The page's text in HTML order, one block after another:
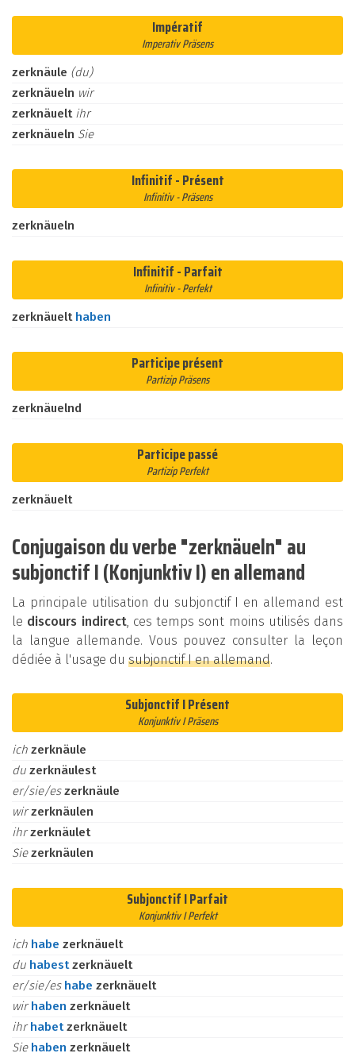
Impératif
Imperativ Präsens
zerknäule (du)
zerknäueln wir
zerknäuelt ihr
zerknäueln Sie
Infinitif - Présent
Infinitiv - Präsens
zerknäueln
Infinitif - Parfait
Infinitiv - Perfekt
zerknäuelt haben
Participe présent
Partizip Präsens
zerknäuelnd
Participe passé
Partizip Perfekt
zerknäuelt
Conjugaison du verbe "zerknäueln" au
subjonctif I (Konjunktiv I) en allemand
La principale utilisation du subjonctif I en allemand est
le discours indirect, ces temps sont moins utilisés dans
la langue allemande. Vous pouvez consulter la leçon
dédiée à l'usage du subjonctif I en allemand.
Subjonctif I Présent
Konjunktiv I Präsens
ich zerknäule
du zerknäulest
er/sie/eszerknäule
wirzerknäulen
ihrzerknäulet
Siezerknäulen
Subjonctif I Parfait
Konjunktiv I Perfekt
ich habe zerknäuelt
du habestzerknäuelt
er/sie/es habe zerknäuelt
wirhaben zerknäuelt
ihrhabetzerknäuelt
Sie haben zerknäuelt